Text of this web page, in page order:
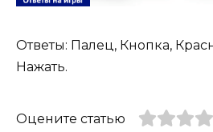
Ответы: Палец, Кнопка,
Нажать.
Оцените статью